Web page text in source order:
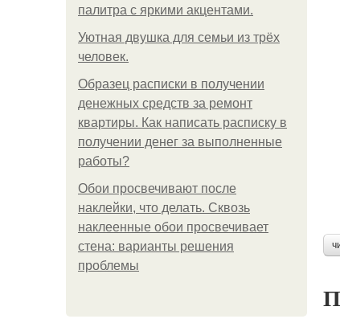
палитра с яркими акцентами.
Уютная двушка для семьи из трёх
человек.
Образец расписки в получении
денежных средств за ремонт
квартиры. Как написать расписку в
получении денег за выполненные
работы?
Обои просвечивают после
наклейки, что делать. Сквозь
наклеенные обои просвечивает
стена: варианты решения
проблемы